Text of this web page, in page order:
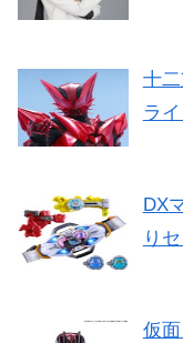
十
ライ
DX
り
仮